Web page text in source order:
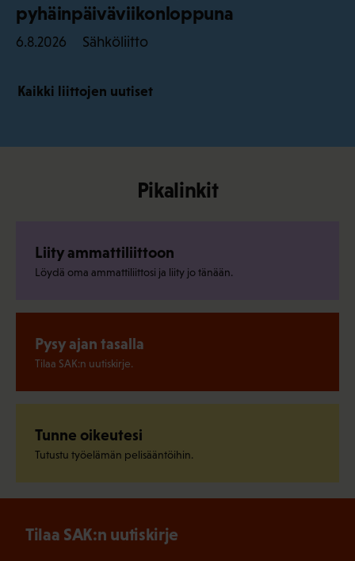
pyhäinpäiväviikonloppuna
6.8.2026 Sähköliitto
Kaikki liittojen uutiset
Pikalinkit
Liity ammattiliittoon
Löydä oma ammattiliittosi ja liity jo tänään.
Pysy ajan tasalla
Tilaa SAK:n uutiskirje.
Tunne oikeutesi
Tutustu työelämän pelisääntöihin.
Tilaa SAK:n uutiskirje